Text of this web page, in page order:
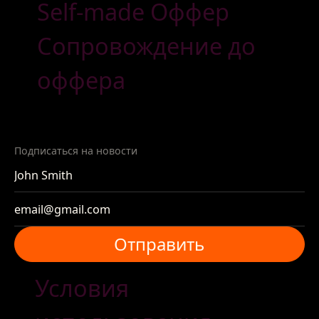
Self-made Оффер
Сопровождение до
оффера
Подписаться на новости
Отправить Отправить
Условия